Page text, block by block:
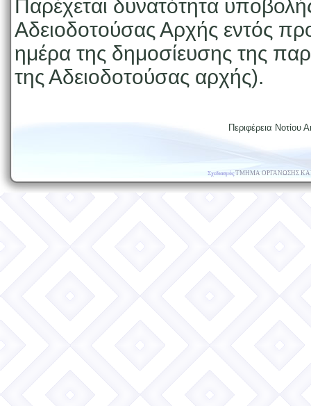
Παρέχεται δυνατότητα
Αδειοδοτούσας Αρχής εντός
ημέρα της δημοσίευσης της
της Αδειοδοτούσας αρχής).
Περιφέρεια Νοτίου
ΣχεδιασμόςΤΜΗΜΑ ΟΡΓΑΝΩΣΗΣ